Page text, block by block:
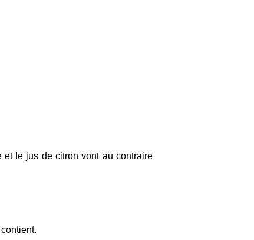
et le jus de citron vont au contraire